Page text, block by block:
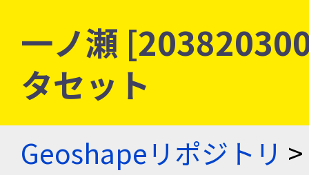
一ノ瀬
タセット
Geoshapeリポジトリ >